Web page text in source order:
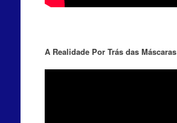
A Realidade Por Trás das Máscaras